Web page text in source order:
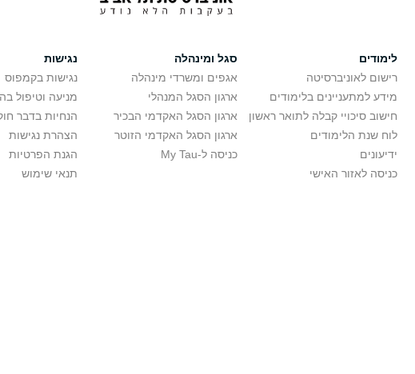
לימודים
רישום לאוניברסיטה
מידע למתעניינים בלימודים
חישוב סיכויי קבלה לתואר ראשון
לוח שנת הלימודים
ידיעונים
כניסה לאזור האישי
סגל ומינהלה
אגפים ומשרדי מינהלה
ארגון הסגל המנהלי
ארגון הסגל האקדמי הבכיר
ארגון הסגל האקדמי הזוטר
כניסה ל-My Tau
נגישות
נגישות בקמפוס
מניעה וטיפול
הנחיות בדבר
הצהרת נגישות
הגנת הפרטיות
תנאי שימוש